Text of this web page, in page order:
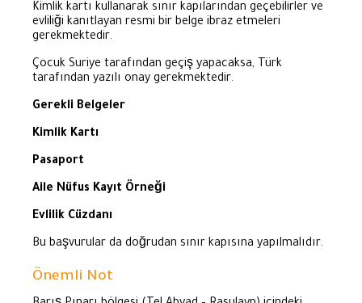
Kimlik kartı kullanarak sınır kapılarından geçebilirler ve
evliliği kanıtlayan resmi bir belge ibraz etmeleri
gerekmektedir.
Çocuk Suriye tarafından geçiş yapacaksa, Türk
tarafından yazılı onay gerekmektedir.
Gerekli Belgeler
Kimlik Kartı
Pasaport
Aile Nüfus Kayıt Örneği
Evlilik Cüzdanı
Bu başvurular da doğrudan sınır kapısına yapılmalıdır.
Önemli Not